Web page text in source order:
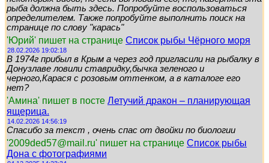
рыба должна быть здесь. Попробуйте воспользоваться
определителем. Также попробуйте выполнить поиск на
странице по слову "карась"
'Юрий' пишет на странице Список рыбы Чёрного моря
28.02.2026 19:02:18
В 1974г прибыл в Крым а через год пригласили на рыбалку в
Донузлаве ловили ставридку,бычка зеленого и
черного,Карася с розовым оттенком, а в каталоге его
нет?
'Амина' пишет в посте Летучий дракон – планирующая
ящерица.
14.02.2026 14:56:19
Спасибо за текст , очень спас от двойки по биологии
'2009ded57@mail.ru' пишет на странице Список рыбы
Дона с фотографиями